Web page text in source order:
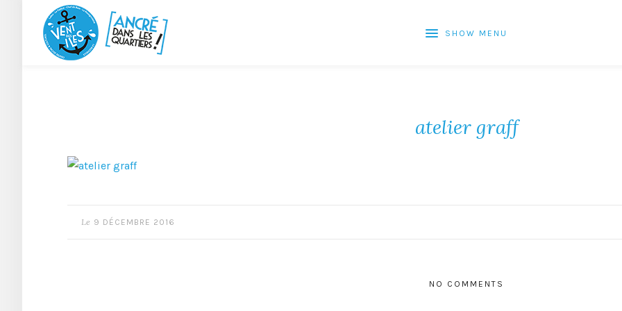
SHOW MENU
atelier graff
Le 9 DÉCEMBRE 2016
NO COMMENTS